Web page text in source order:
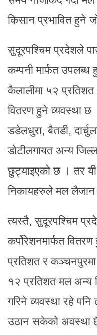
किसान प्रभावित हुने
सुदूरपश्चिम प्रदेशले
कम्पनी मार्फत उपलब्ध
कैलालीमा ५२
वितरण हुने व्यवस्था
डडेलधुरा, बैतडी,
डोटीलगायत अन्य
छुट्याइएको छ । तर यी
निकायहरुले मल
त्यस्तै, सुदूरपश्चिम
कर्पोरेशनमार्फत
प्रतिशत र
१२ प्रतिशत मल अन्य
गरिने व्यवस्था रहे पनि
उठान सकेको अवस्था